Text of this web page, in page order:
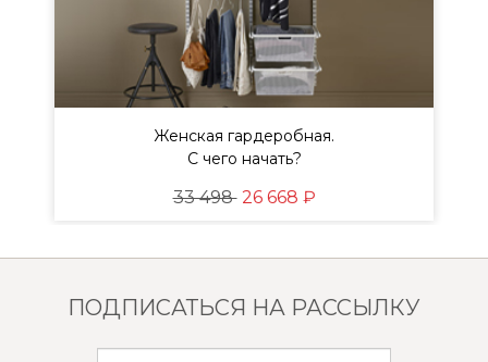
Женская гардеробная.
С чего начать?
33 498 26 668 ₽
ПОДПИСАТЬСЯ НА РАССЫЛКУ